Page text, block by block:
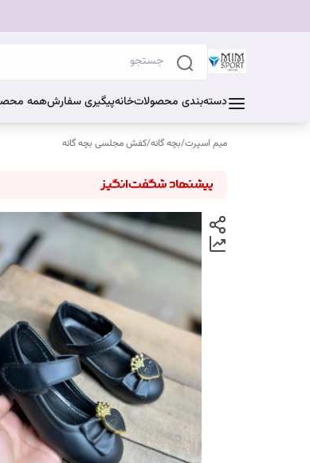
دسته‌بندی محصولاتخانهپیگیری سفارشهمه
میم اسپرت/بچه گانه/کفش مجلسی بچه گانه